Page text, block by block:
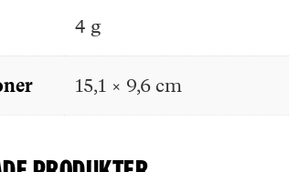
4 g
15,1 × 9,6 cm